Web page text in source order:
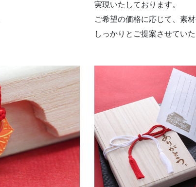
実現いたしております。
ご希望の価格に応じて、素
しっかりとご提案させてい